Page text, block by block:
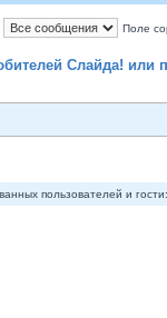
Поле
Слайда! или
пользователей и